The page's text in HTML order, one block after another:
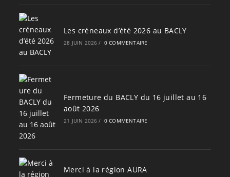
Les créneaux d’été 2026 au BACLY
28 JUIN 2026 / 0 COMMENTAIRE
Fermeture du BACLY du 16 juillet au 16
août 2026
21 JUIN 2026 / 0 COMMENTAIRE
Merci à la région AURA